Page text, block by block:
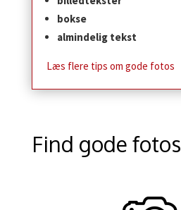
bokse
almindelig tekst
Læs flere tips om gode fotos
Find gode fotos